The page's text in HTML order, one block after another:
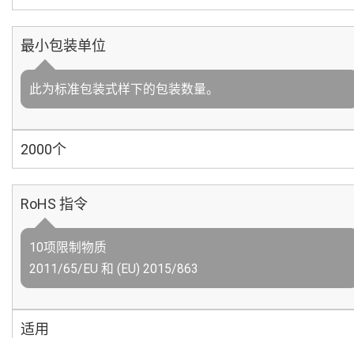
最小包装单位
此为标准包装式样下的包装数量。
2000个
RoHS 指令
10项限制物质
2011/65/EU 和 (EU) 2015/863
适用